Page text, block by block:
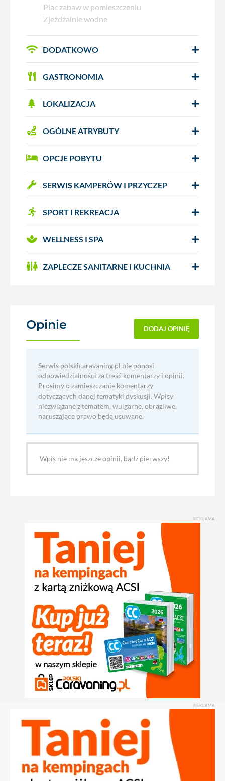
Plac zabaw w pomieszczeniu
Zjeżdżalnie wodne
DODATKOWO
GASTRONOMIA
LOKALIZACJA
OGÓLNE ATRYBUTY
OPCJE POBYTU
SERWIS KAMPERÓW I PRZYCZEP
SPORT I REKREACJA
WELLNESS I SPA
ZAPLECZE SANITARNE I KUCHNIA
Opinie DODAJ OPINIĘ
Serwis polskicaravaning.pl nie ponosi
odpowiedzialności za treść komentarzy i opinii.
Prosimy o zamieszczanie komentarzy
dotyczących danej tematyki dyskusji. Wpisy
niezwiązane z tematem, wulgarne, obraźliwe,
naruszające prawo będą usuwane.
Wpis nie ma jeszcze opinii, bądź pierwszy!
REKLAMA
REKLAMA